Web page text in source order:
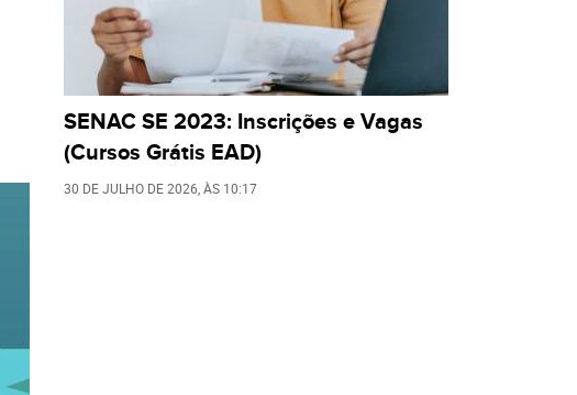
SENAC SE 2023: Inscrições e Vagas
(Cursos Grátis EAD)
30 DE JULHO DE 2026 , ÀS 10:17